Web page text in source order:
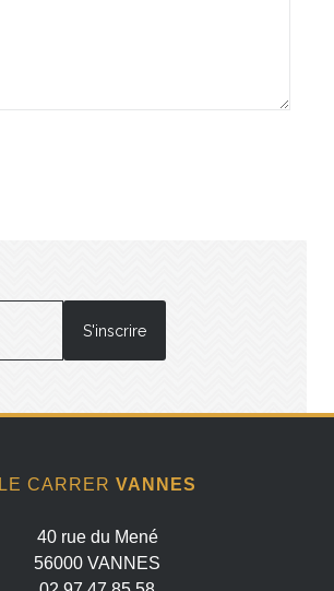
LE CARRERVANNES
40 rue du Mené
56000 VANNES